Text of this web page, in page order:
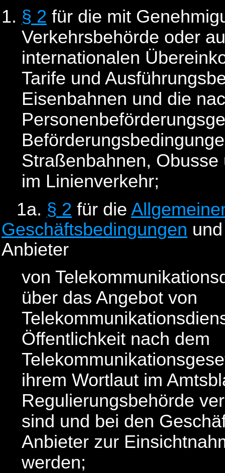
§ 2 für die mit
Verkehrsbehörde oder
internationalen
Tarife und
Eisenbahnen und die
Straßenbahnen,
im Linienverkehr;
1a. § 2 für die
Geschäftsbedingungen
Anbieter
von
über das Angebot von
Öffentlichkeit nach dem
ihrem Wortlaut im
Regulierungsbehörde
sind und bei den
Anbieter zur
werden;